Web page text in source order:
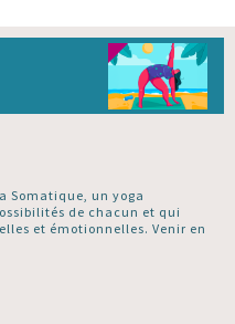
Somatique, un yoga
de chacun et qui
et émotionnelles. Venir en